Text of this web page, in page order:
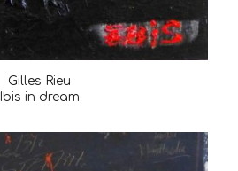
Gilles Rieu
Ibis in dream